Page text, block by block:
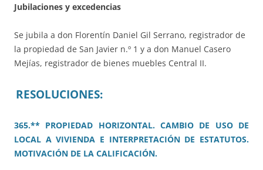
Jubilaciones y excedencias
Se jubila a don Florentín Daniel Gil Serrano, registrador de
la propiedad de San Javier n.º 1 y a don Manuel Casero
Mejías, registrador de bienes muebles Central II.
RESOLUCIONES:
365.** PROPIEDAD HORIZONTAL. CAMBIO DE USO DE
LOCAL A VIVIENDA E INTERPRETACIÓN DE ESTATUTOS.
MOTIVACIÓN DE LA CALIFICACIÓN.